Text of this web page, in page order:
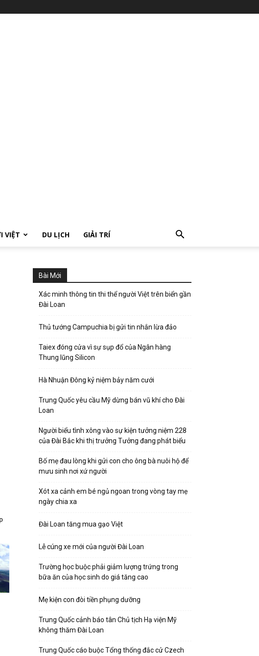
VIỆT DU LỊCH GIẢI TRÍ
Bài Mới
Xác minh thông tin thi thể người Việt trên biển gần
Đài Loan
Thủ tướng Campuchia bị gửi tin nhắn lừa đảo
Taiex đóng cửa vì sự sụp đổ của Ngân hàng
Thung lũng Silicon
Hà Nhuận Đông kỷ niệm bảy năm cưới
Trung Quốc yêu cầu Mỹ dừng bán vũ khí cho Đài
Loan
Người biểu tình xông vào sự kiện tưởng niệm 228
của Đài Bắc khi thị trưởng Tưởng đang phát biểu
Bố mẹ đau lòng khi gửi con cho ông bà nuôi hộ để
mưu sinh nơi xứ người
Xót xa cảnh em bé ngủ ngoan trong vòng tay mẹ
ngày chia xa
Đài Loan tăng mua gạo Việt
Lễ cúng xe mới của người Đài Loan
Trường học buộc phải giảm lượng trứng trong
bữa ăn của học sinh do giá tăng cao
Mẹ kiện con đòi tiền phụng dưỡng
Trung Quốc cảnh báo tân Chủ tịch Hạ viện Mỹ
không thăm Đài Loan
Trung Quốc cáo buộc Tổng thống đắc cử Czech